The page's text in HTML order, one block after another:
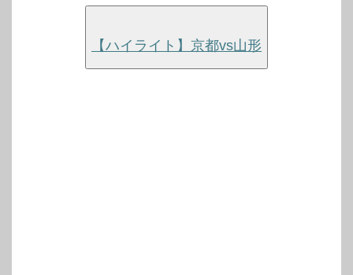
【ハイライト】京都vs山形